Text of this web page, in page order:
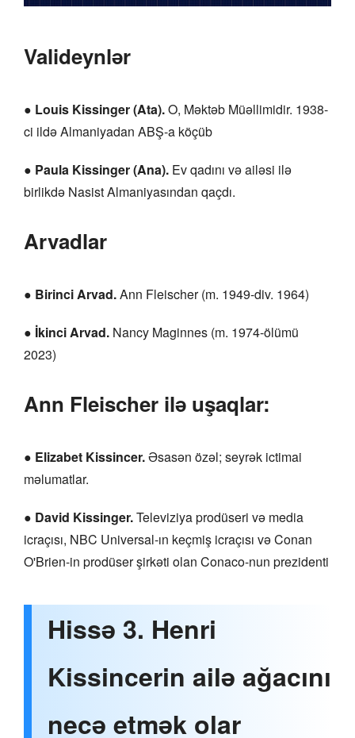
Valideynlər
● Louis Kissinger (Ata).O, Məktəb Müəllimidir. 1938-
ci ildə Almaniyadan ABŞ-a köçüb
● Paula Kissinger (Ana). Ev qadını və ailəsi ilə
birlikdə Nasist Almaniyasından qaçdı.
Arvadlar
● Birinci Arvad.Ann Fleischer (m. 1949-div. 1964)
● İkinci Arvad. Nancy Maginnes (m. 1974-ölümü
2023)
Ann Fleischer ilə uşaqlar:
● Elizabet Kissincer.Əsasən özəl; seyrək ictimai
məlumatlar.
● David Kissinger.Televiziya prodüseri və media
icraçısı, NBC Universal-ın keçmiş icraçısı və Conan
O'Brien-in prodüser şirkəti olan Conaco-nun prezidenti
Hissə 3. Henri
Kissincerin ailə ağacını
necə etmək olar